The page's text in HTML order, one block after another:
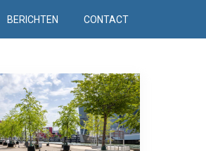
BERICHTEN CONTACT